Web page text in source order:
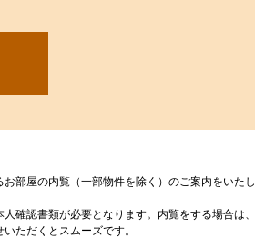
部屋の内覧（一部物件を除く）のご案内をいたし
確認書類が必要となります。内覧をする場合は、
ただくとスムーズです。